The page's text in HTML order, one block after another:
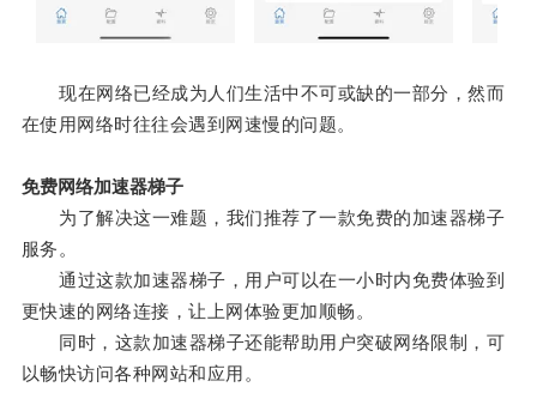
现在网络已经成为人们生活中不可或缺的一部分，然而
在使用网络时往往会遇到网速慢的问题。
免费网络加速器梯子
为了解决这一难题，我们推荐了一款免费的加速器梯子
服务。
通过这款加速器梯子，用户可以在一小时内免费体验到
更快速的网络连接，让上网体验更加顺畅。
同时，这款加速器梯子还能帮助用户突破网络限制，可
以畅快访问各种网站和应用。